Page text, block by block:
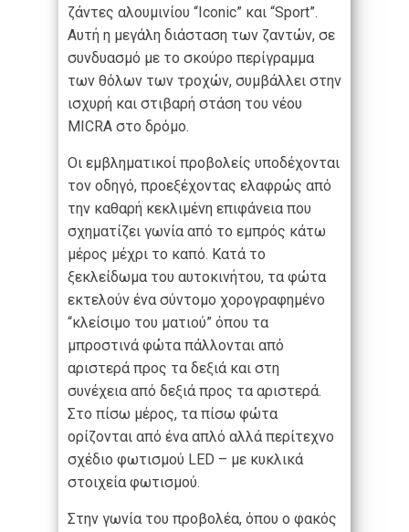
ζάντες αλουμινίου “Iconic” και “Sport”.
Αυτή η μεγάλη διάσταση των ζαντών, σε
συνδυασμό με το σκούρο περίγραμμα
των θόλων των τροχών, συμβάλλει στην
ισχυρή και στιβαρή στάση του νέου
MICRA στο δρόμο.
Οι εμβληματικοί προβολείς υποδέχονται
τον οδηγό, προεξέχοντας ελαφρώς από
την καθαρή κεκλιμένη επιφάνεια που
σχηματίζει γωνία από το εμπρός κάτω
μέρος μέχρι το καπό. Κατά το
ξεκλείδωμα του αυτοκινήτου, τα φώτα
εκτελούν ένα σύντομο χορογραφημένο
“κλείσιμο του ματιού” όπου τα
μπροστινά φώτα πάλλονται από
αριστερά προς τα δεξιά και στη
συνέχεια από δεξιά προς τα αριστερά.
Στο πίσω μέρος, τα πίσω φώτα
ορίζονται από ένα απλό αλλά περίτεχνο
σχέδιο φωτισμού LED – με κυκλικά
στοιχεία φωτισμού.
Στην γωνία του προβολέα, όπου ο φακός